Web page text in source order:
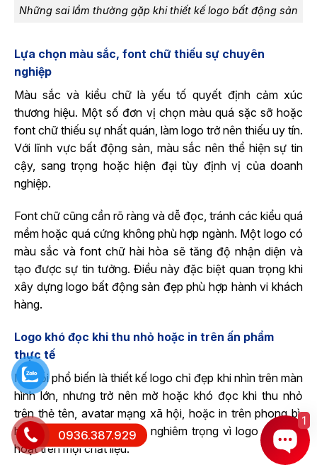
Những sai lầm thường gặp khi thiết kế logo bất động sản
Lựa chọn màu sắc, font chữ thiếu sự chuyên
nghiệp
Màu sắc và kiểu chữ là yếu tố quyết định cảm xúc
thương hiệu. Một số đơn vị chọn màu quá sặc sỡ hoặc
font chữ thiếu sự nhất quán, làm logo trở nên thiếu uy tín.
Với lĩnh vực bất động sản, màu sắc nên thể hiện sự tin
cậy, sang trọng hoặc hiện đại tùy định vị của doanh
nghiệp.
Font chữ cũng cần rõ ràng và dễ đọc, tránh các kiểu quá
mềm hoặc quá cứng không phù hợp ngành. Một logo có
màu sắc và font chữ hài hòa sẽ tăng độ nhận diện và
tạo được sự tin tưởng. Điều này đặc biệt quan trọng khi
xây dựng logo bất động sản đẹp phù hợp hành vi khách
hàng.
Logo khó đọc khi thu nhỏ hoặc in trên ấn phẩm
thực tế
Một lỗi phổ biến là thiết kế logo chỉ đẹp khi nhìn trên màn
hình lớn, nhưng trở nên mờ hoặc khó đọc khi thu nhỏ
trên thẻ tên, avatar mạng xã hội, hoặc in trên phong bì,
hợp đồng. Đây là sai lầm nghiêm trọng vì logo cần linh
hoạt trên mọi chất liệu.
0936.387.929
1